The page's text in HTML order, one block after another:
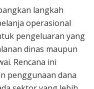
langkah
operasional
pengeluaran yang
dinas maupun
Rencana ini
penggunaan dana